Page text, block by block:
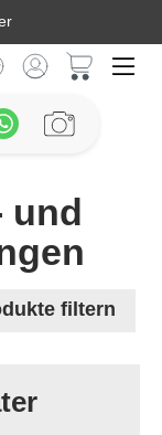
und
filtern